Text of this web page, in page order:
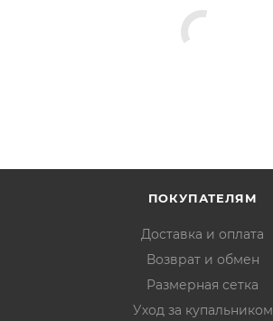
ПОКУПАТЕЛЯМ
Доставка и оплата
Возврат и обмен
Размерная сетка
Уход за купальником